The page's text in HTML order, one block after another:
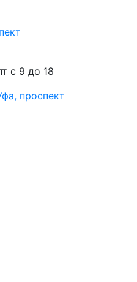
с 9 до 18
проспект